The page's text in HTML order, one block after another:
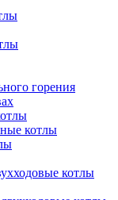
горения
котлы
котлы